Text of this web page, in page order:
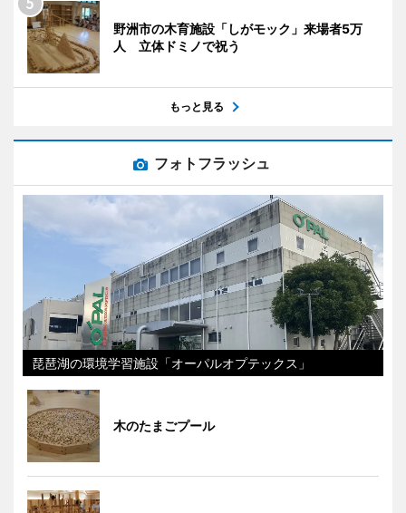
野洲市の木育施設「しがモック」来場者5万
人 立体ドミノで祝う
もっと見る
フォトフラッシュ
琵琶湖の環境学習施設「オーパルオプテックス」
木のたまごプール